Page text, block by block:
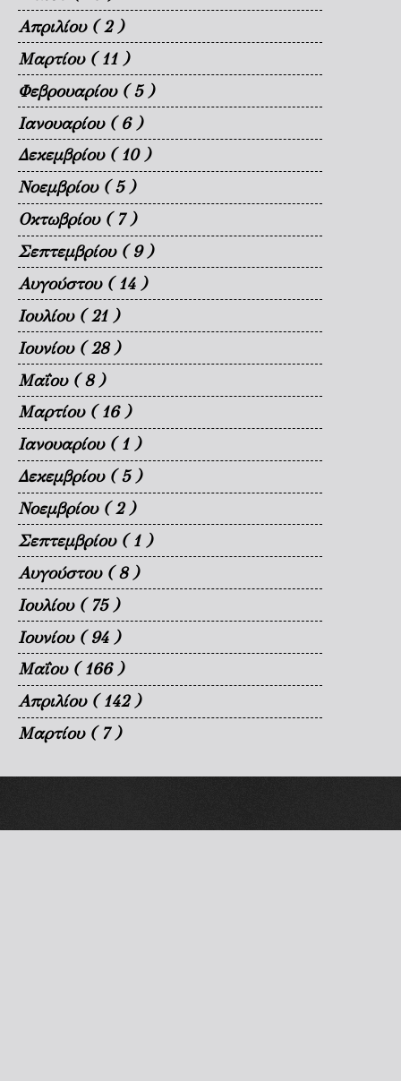
Απριλίου ( 2 )
Μαρτίου ( 11 )
Φεβρουαρίου ( 5 )
Ιανουαρίου ( 6 )
Δεκεμβρίου ( 10 )
Νοεμβρίου ( 5 )
Οκτωβρίου ( 7 )
Σεπτεμβρίου ( 9 )
Αυγούστου ( 14 )
Ιουλίου ( 21 )
Ιουνίου ( 28 )
Μαΐου ( 8 )
Μαρτίου ( 16 )
Ιανουαρίου ( 1 )
Δεκεμβρίου ( 5 )
Νοεμβρίου ( 2 )
Σεπτεμβρίου ( 1 )
Αυγούστου ( 8 )
Ιουλίου ( 75 )
Ιουνίου ( 94 )
Μαΐου ( 166 )
Απριλίου ( 142 )
Μαρτίου ( 7 )